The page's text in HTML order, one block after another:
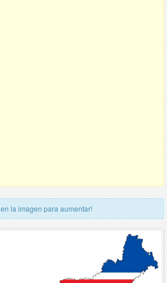
en la imagen para aumentar!